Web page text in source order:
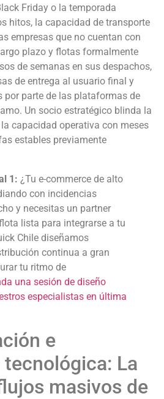
Friday o la temporada
hitos, la capacidad de transporte
empresas que no cuentan con
plazo y flotas formalmente
de semanas en sus despachos,
de entrega al usuario final y
por parte de las plataformas de
Un socio estratégico blinda la
capacidad operativa con meses
estables previamente
1: ¿Tu e-commerce de alto
con incidencias
y necesitas un partner
lista para integrarse a tu
Chile diseñamos
continua a gran
tu ritmo de
una sesión de diseño
especialistas en última
e
La
masivos de